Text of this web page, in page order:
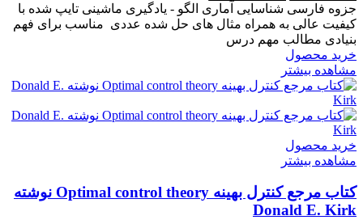
جزوه فارسی شناسایی آماری الگو - یادگیری ماشینی تایپ شده با
کیفیت عالی به همراه مثال های حل شده عددی مناسب برای فهم
بنیادی مطالب مهم درس
خرید محصول
مشاهده بیشتر
خرید محصول
مشاهده بیشتر
کتاب مرجع کنترل بهینه Optimal control theory نوشته
Donald E. Kirk